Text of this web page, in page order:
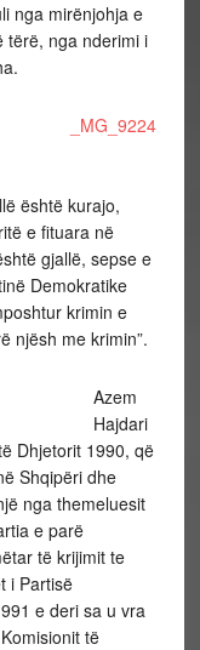
nga mirënjohja e
tërë, nga nderimi i
është kurajo,
e fituara në
gjallë, sepse e
Demokratike
krimin e
njësh me krimin”.
Azem
Hajdari
Dhjetorit 1990, që
Shqipëri dhe
nga themeluesit
e parë
të krijimit te
i Partisë
e deri sa u vra
të